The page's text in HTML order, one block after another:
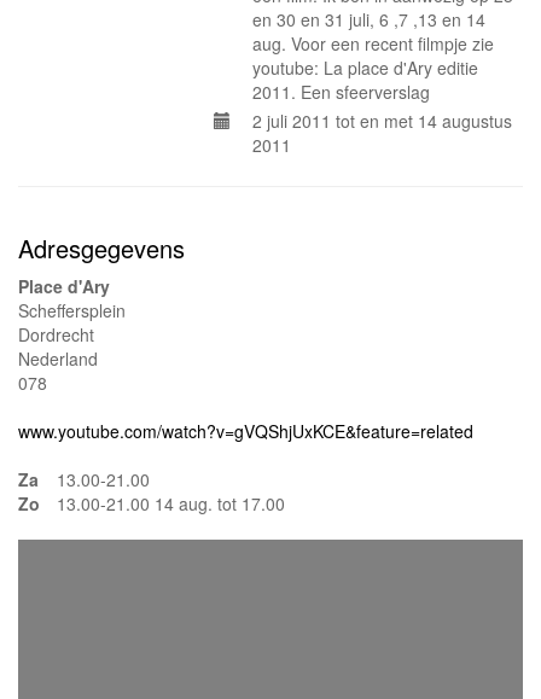
en 30 en 31 juli, 6 ,7 ,13 en 14
aug. Voor een recent filmpje zie
youtube: La place d'Ary editie
2011. Een sfeerverslag
2 juli 2011 tot en met 14 augustus
2011
Adresgegevens
Place d'Ary
Scheffersplein
Dordrecht
Nederland
078
www.youtube.com/watch?v=gVQShjUxKCE&feature=related
Za
13.00-21.00
Zo
13.00-21.00 14 aug. tot 17.00